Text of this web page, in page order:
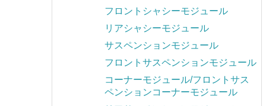
フロントシャシーモジュール
リアシャシーモジュール
サスペンションモジュール
フロントサスペンションモジュール
コーナーモジュール/フロントサス
ペンションコーナーモジュール